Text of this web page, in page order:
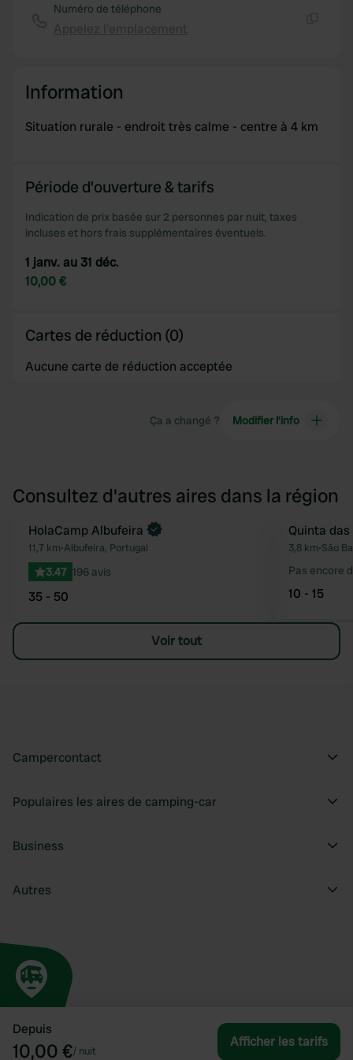
Depuis
10,00 €/ nuit
Afficher les tarifs
Numéro de téléphone
Information
Situation rurale - endroit très calme - centre à 4 km
Période d'ouverture & tarifs
Indication de prix basée sur 2 personnes par nuit, taxes
incluses et hors frais supplémentaires éventuels.
1 janv. au 31 déc.
10,00 €
Cartes de réduction (0)
Aucune carte de réduction acceptée
Ça a changé ? Modifier l’info
Consultez d'autres aires dans la région
Préféré
Reserve maintenant
HolaCamp Albufeira
11,7 km•Albufeira, Portugal
3.47 196 avis
35 - 50
Quinta
3,8 km•São
Pas encore
10 - 15
Voir tout
Campercontact
Populaires les aires de camping-car
Business
Autres